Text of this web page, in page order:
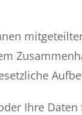
Ihre